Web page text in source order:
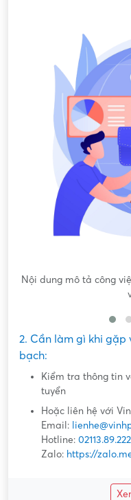
Nội dung mô tả công
2. Cần làm gì khi gặp
bạch:
Kiểm tra thông tin
tuyển
Hoặc liên hệ với
Email:
Hotline:
Zalo: https://